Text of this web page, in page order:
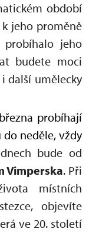
období
jeho proměně
probíhalo jeho
budete moci
další umělecky
probíhají
neděle, vždy
bude od
Vimperska. Při
místních
objevíte
ve 20. století